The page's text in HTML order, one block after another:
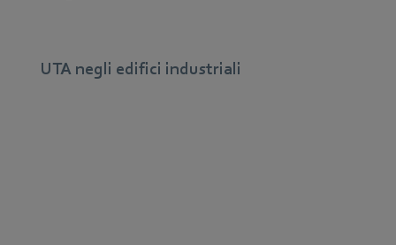
UTA negli edifici industriali